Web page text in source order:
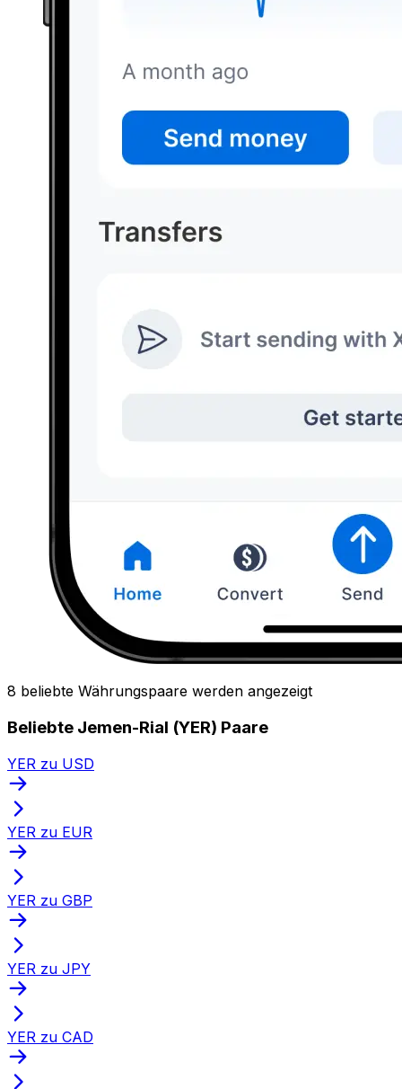
8 beliebte Währungspaare werden angezeigt
Beliebte Jemen-Rial (YER) Paare
YER zu USD
YER zu EUR
YER zu GBP
YER zu JPY
YER zu CAD